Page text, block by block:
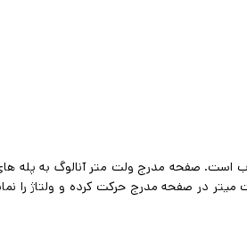
است. صفحه مدرج ولت متر آنالوگ به پله
میتر در صفحه مدرج حرکت کرده و ولتاژ را